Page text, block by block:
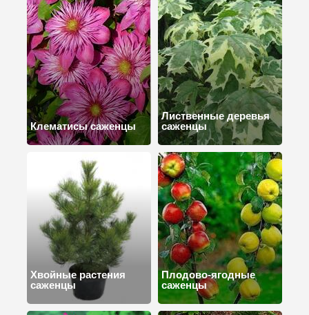
Клематисы саженцы
Лиственные деревья
саженцы
Хвойные растения
саженцы
Плодово-ягодные
саженцы